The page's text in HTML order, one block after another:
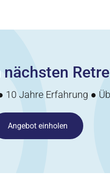
nächsten
10 Jahre Erfahrung ●
Angebot einholen